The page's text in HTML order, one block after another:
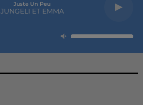
Juste Un Peu
JUNGELI ET EMMA